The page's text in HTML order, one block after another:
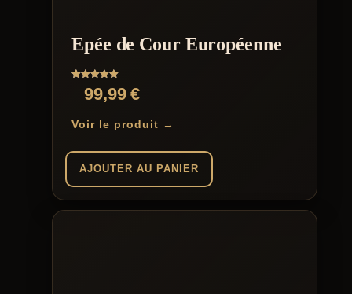
Epée de Cour Européenne
Note
5.0099,99€
Voir le produit →
AJOUTER AU PANIER